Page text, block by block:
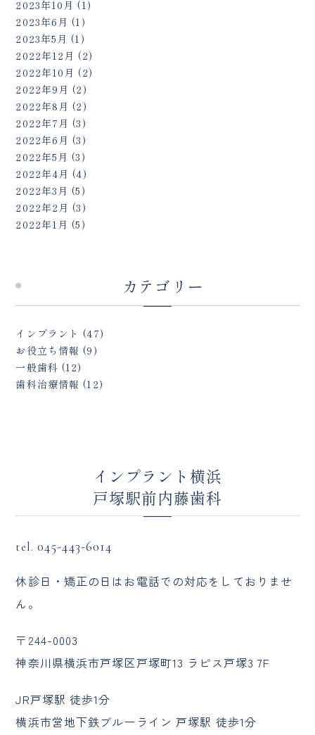
2023年10月 (1)
2023年6月 (1)
2023年5月 (1)
2022年12月 (2)
2022年10月 (2)
2022年9月 (2)
2022年8月 (2)
2022年7月 (3)
2022年6月 (3)
2022年5月 (3)
2022年4月 (4)
2022年3月 (5)
2022年2月 (3)
2022年1月 (5)
カテゴリー
インプラント (47)
お役立ち情報 (9)
一般歯科 (12)
歯科治療情報 (12)
インプラント横浜
戸塚駅前内藤歯科
tel.045-443-6014
休診日・矯正の日はお電話での対応をしておりませ
ん。
〒244-0003
神奈川県横浜市戸塚区戸塚町13 ラピス戸塚3 7F
JR戸塚駅 徒歩1分
横浜市営地下鉄ブルーライン 戸塚駅 徒歩1分